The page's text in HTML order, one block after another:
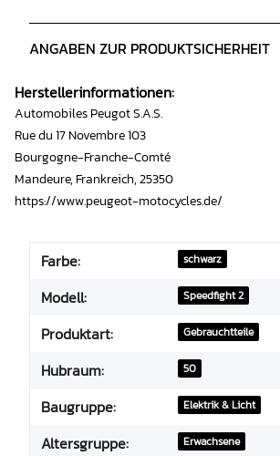
ANGABEN ZUR PRODUKTSICHERHEIT
Herstellerinformationen:
Automobiles Peugot S.A.S.
Rue du 17 Novembre 103
Bourgogne-Franche-Comté
Mandeure, Frankreich, 25350
https://www.peugeot-motocycles.de/
Farbe: schwarz
Modell: Speedfight 2
Produktart: Gebrauchtteile
Hubraum: 50
Baugruppe: Elektrik & Licht
Altersgruppe: Erwachsene